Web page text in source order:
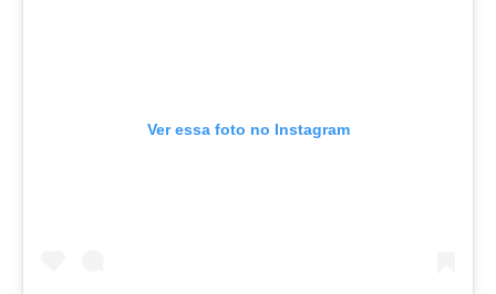
Ver essa foto no Instagram